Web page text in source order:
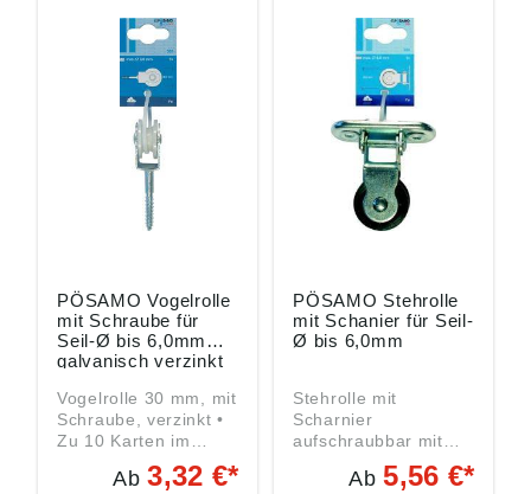
PÖSAMO Vogelrolle
mit Schraube für
Seil-Ø bis 6,0mm
galvanisch verzinkt
Vogelrolle 30 mm, mit
Schraube, verzinkt •
Zu 10 Karten im
gemäßAb3,32 €*
PÖSAMO Stehrolle
mit Schanier für Seil-
Ø bis 6,0mm
Stehrolle mit
Scharnier
aufschraubbar mit
Polyamidrad
Angaben gemäß
Ab5,56 €*